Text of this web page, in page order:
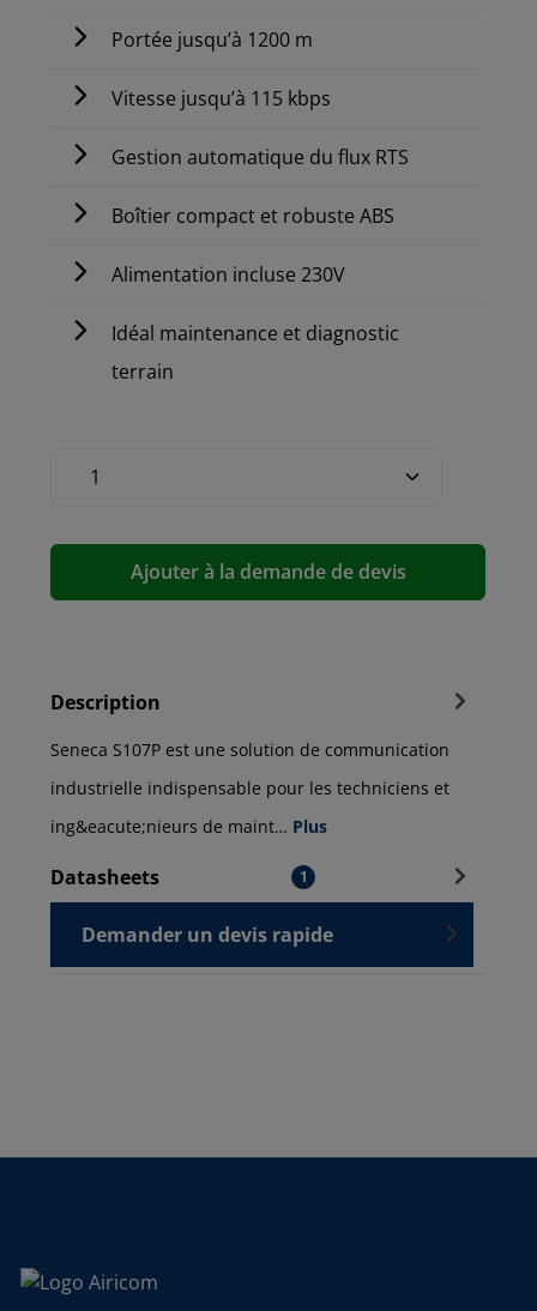
Portée jusqu’à 1200 m
Vitesse jusqu’à 115 kbps
Gestion automatique du flux RTS
Boîtier compact et robuste ABS
Alimentation incluse 230V
Idéal maintenance et diagnostic
terrain
Ajouter à la demande de devis
Description
Seneca S107P est une solution de communication
industrielle indispensable pour les techniciens et
ing&eacute;nieurs de maint… Plus
Datasheets 1
Demander un devis rapide